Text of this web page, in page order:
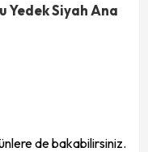
Yedek Siyah Ana
de bakabilirsiniz.